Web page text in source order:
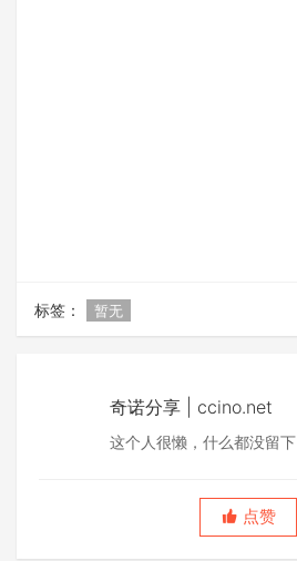
标签： 暂无
奇诺分享 | ccino.net
这个人很懒，什么都没留下
点赞